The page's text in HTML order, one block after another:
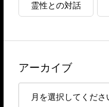
霊性との対話
アーカイブ